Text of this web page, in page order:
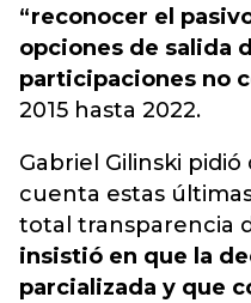
“reconocer el
opciones de salida
participaciones no
2015 hasta 2022.
Gabriel Gilinski
cuenta estas
total transparencia
insistió en que la
parcializada y que